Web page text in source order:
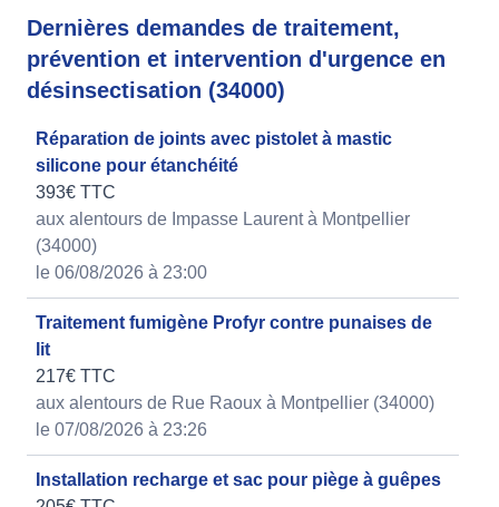
Dernières demandes de traitement,
prévention et intervention d'urgence en
désinsectisation (34000)
Réparation de joints avec pistolet à mastic
silicone pour étanchéité
393€ TTC
aux alentours de Impasse Laurent à Montpellier
(34000)
le 06/08/2026 à 23:00
Traitement fumigène Profyr contre punaises de
lit
217€ TTC
aux alentours de Rue Raoux à Montpellier (34000)
le 07/08/2026 à 23:26
Installation recharge et sac pour piège à guêpes